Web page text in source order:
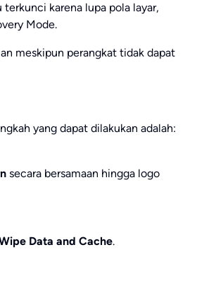
karena lupa pola layar,
Mode.
meskipun perangkat tidak dapat
yang dapat dilakukan adalah:
secara bersamaan hingga logo
Data and Cache.